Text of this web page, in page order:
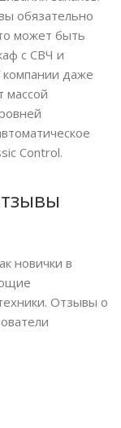
обязательно
может быть
с СВЧ и
компании даже
массой
Control.
новички в
Отзывы о